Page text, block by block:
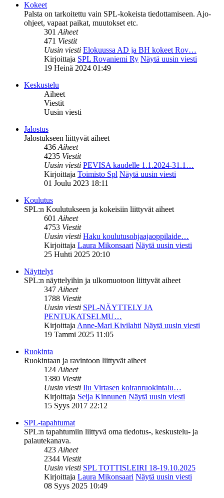
Kokeet
Palsta on tarkoitettu vain SPL-kokeista tiedottamiseen. Ajo-
ohjeet, vapaat paikat, muutokset etc.
301Aiheet
471 Viestit
Uusin viesti Elokuussa AD ja BH kokeet Rov…
Kirjoittaja SPL Rovaniemi Ry Näytä uusin viesti
19 Heinä 2024 01:49
Keskustelu
Aiheet
Viestit
Uusin viesti
Jalostus
Jalostukseen liittyvät aiheet
436Aiheet
4235 Viestit
Uusin viesti PEVISA kaudelle 1.1.2024-31.1…
Kirjoittaja Toimisto Spl Näytä uusin viesti
01 Joulu 2023 18:11
Koulutus
SPL:n Koulutukseen ja kokeisiin liittyvät aiheet
601Aiheet
4753 Viestit
Uusin viesti Haku koulutusohjaajaoppilaide…
Kirjoittaja Laura Mikonsaari Näytä uusin viesti
25 Huhti 2025 20:10
Näyttelyt
SPL:n näyttelyihin ja ulkomuotoon liittyvät aiheet
347Aiheet
1788 Viestit
Uusin viesti SPL-NÄYTTELY JA
PENTUKATSELMU…
KirjoittajaAnne-Mari Kivilahti Näytä uusin viesti
19 Tammi 2025 11:05
Ruokinta
Ruokintaan ja ravintoon liittyvät aiheet
124Aiheet
1380 Viestit
Uusin viesti Ilu Virtasen koiranruokintalu…
Kirjoittaja Seija Kinnunen Näytä uusin viesti
15 Syys 2017 22:12
SPL-tapahtumat
SPL:n tapahtumiin liittyvä oma tiedotus-, keskustelu- ja
palautekanava.
423Aiheet
2344 Viestit
Uusin viesti SPL TOTTISLEIRI 18-19.10.2025
Kirjoittaja Laura Mikonsaari Näytä uusin viesti
08 Syys 2025 10:49